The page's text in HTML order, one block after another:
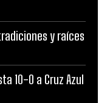
y raíces
10-0 a Cruz Azul